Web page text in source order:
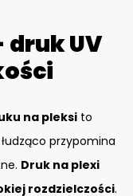
druk UV
na pleksito
przypomina
Druk na plexi
rozdzielczości.